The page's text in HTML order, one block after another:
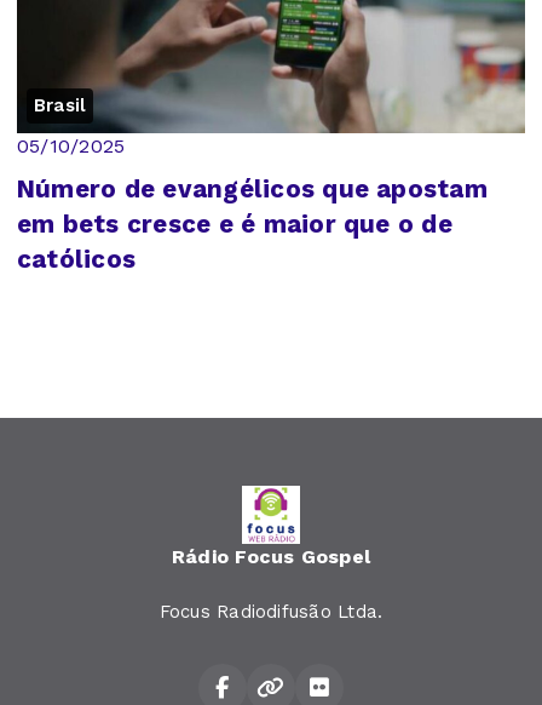
Brasil
05/10/2025
Número de evangélicos que apostam
em bets cresce e é maior que o de
católicos
Rádio Focus Gospel
Focus Radiodifusão Ltda.